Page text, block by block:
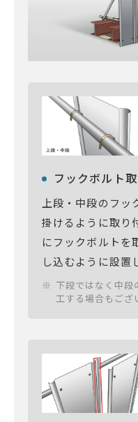
フックボルト
上段・中段のフッ
掛けるように取り
にフックボルトを
し込むように設置
下段ではなく中
工する場合もござ